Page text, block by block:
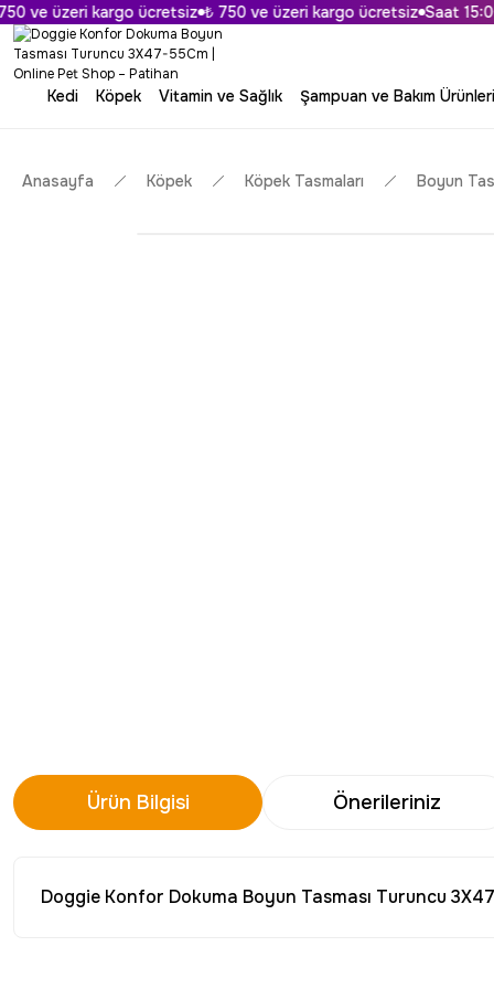
ve üzeri kargo ücretsiz ₺ 750 ve üzeri kargo ücretsiz Saat
Kedi Köpek Vitamin ve Sağlık Şampuan ve Bakım Ürünleri
Anasayfa Köpek Köpek Tasmaları Boyun
Ürün Bilgisi Önerileriniz
Doggie Konfor Dokuma Boyun Tasması Turuncu